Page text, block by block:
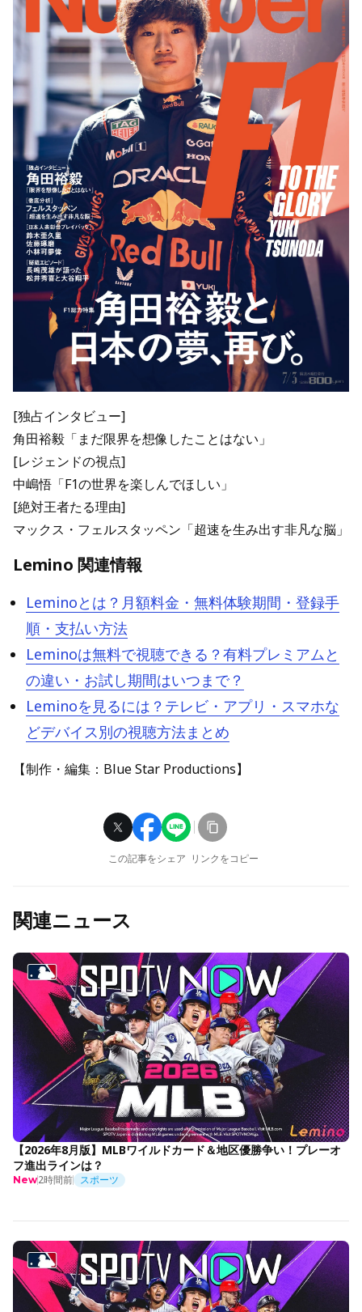
[独占インタビュー]
角田裕毅「まだ限界を想像したことはない」
[レジェンドの視点]
中嶋悟「F1の世界を楽しんでほしい」
[絶対王者たる理由]
マックス・フェルスタッペン「超速を生み出す非凡な脳」
Lemino 関連情報
Leminoとは？月額料金・無料体験期間・登録手
順・支払い方法
Leminoは無料で視聴できる？有料プレミアムと
の違い・お試し期間はいつまで？
Leminoを見るには？テレビ・アプリ・スマホな
どデバイス別の視聴方法まとめ
【制作・編集：Blue Star Productions】
この記事をシェア リンクをコピー
関連ニュース
【2026年8月版】MLBワイルドカード＆地区優勝争い！プレーオ
フ進出ラインは？
New2時間前 スポーツ